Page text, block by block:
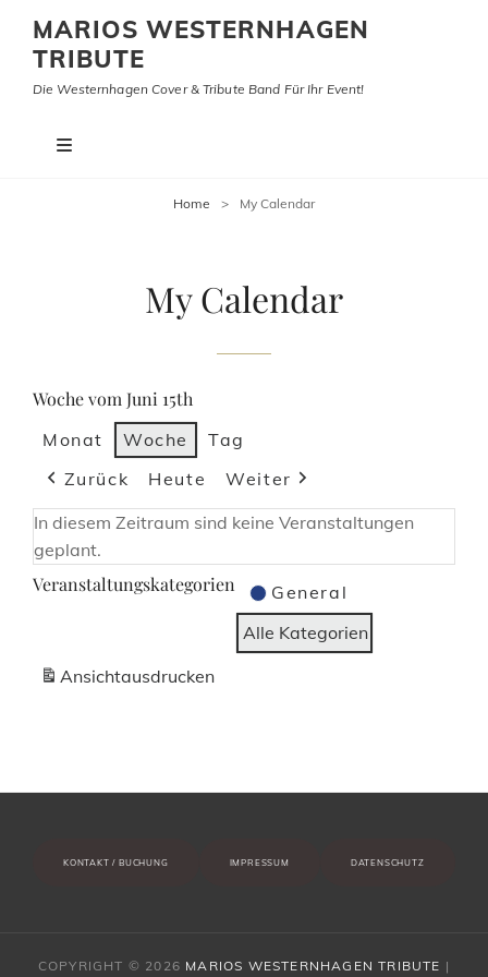
MARIOS WESTERNHAGEN
TRIBUTE
Die Westernhagen Cover & Tribute Band Für Ihr Event!
Home > My Calendar
My Calendar
Woche vom Juni 15th
Monat Woche
Tag
Zurück
Heute
Weiter
In diesem Zeitraum sind keine Veranstaltungen
geplant.
Veranstaltungskategorien
General
Alle Kategorien
Ansichtausdrucken
KONTAKT / BUCHUNG IMPRESSUM DATENSCHUTZ
COPYRIGHT © 2026 MARIOS WESTERNHAGEN TRIBUTE |